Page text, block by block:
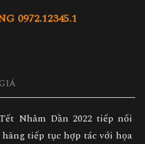
0972.12345.1
Nhâm Dần 2022 tiếp nối
tiếp tục hợp tác với họa